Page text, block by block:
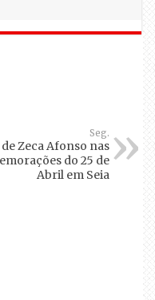
Seg.
Zeca Afonso nas
do 25 de
Abril em Seia